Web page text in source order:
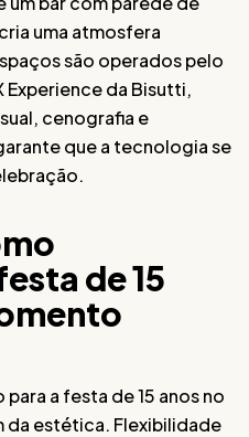
uma atmosfera
são operados pelo
Experience da Bisutti,
cenografia e
que a tecnologia se
de 15
a festa de 15 anos no
da estética. Flexibilidade